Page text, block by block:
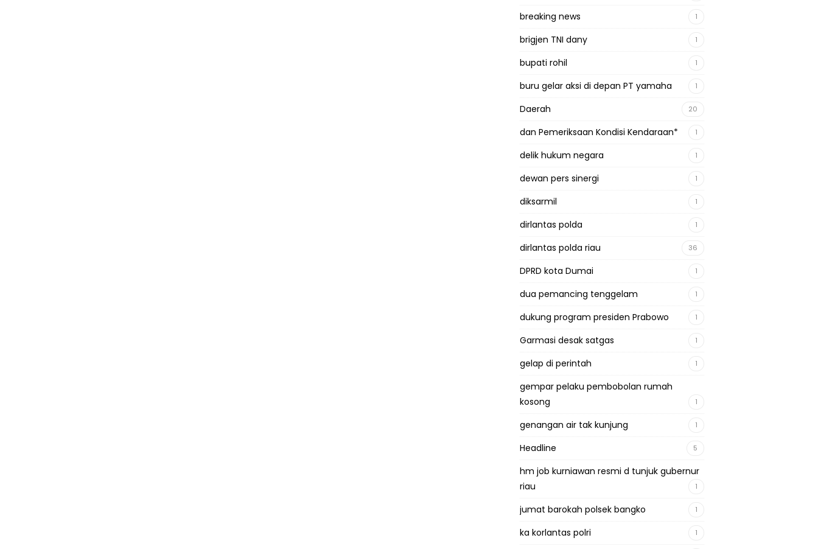
breaking news 1
brigjen TNI dany 1
bupati rohil 1
buru gelar aksi di depan PT yamaha 1
Daerah 20
dan Pemeriksaan Kondisi Kendaraan* 1
delik hukum negara 1
dewan pers sinergi 1
diksarmil 1
dirlantas polda 1
dirlantas polda riau 36
DPRD kota Dumai 1
dua pemancing tenggelam 1
dukung program presiden Prabowo 1
Garmasi desak satgas 1
gelap di perintah 1
gempar pelaku pembobolan rumah
kosong
1
genangan air tak kunjung 1
Headline 5
hm job kurniawan resmi d tunjuk gubernur
riau
1
jumat barokah polsek bangko 1
ka korlantas polri 1